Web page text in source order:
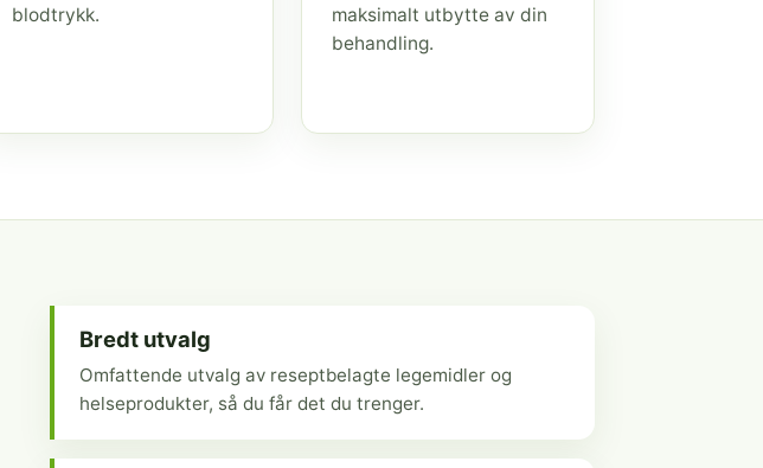
blodtrykk.
maksimalt utbytte av din
behandling.
Bredt utvalg
Omfattende utvalg av reseptbelagte legemidler og
helseprodukter, så du får det du trenger.